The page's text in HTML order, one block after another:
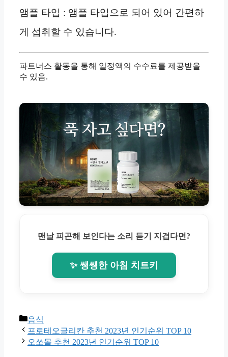
앰플 타입 : 앰플 타입으로 되어 있어 간편하
게 섭취할 수 있습니다.
파트너스 활동을 통해 일정액의 수수료를 제공받을
수 있음.
맨날 피곤해 보인다는 소리 듣기 지겹다면?
✨ 쌩쌩한 아침 치트키
Categories
음식
프로테오글리칸 추천 2023년 인기순위 TOP 10
오쏘몰 추천 2023년 인기순위 TOP 10